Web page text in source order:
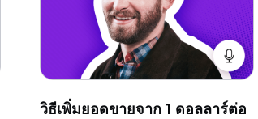
วิธีเพิ่มยอดขายจาก 1 ดอลลาร์ต่อ